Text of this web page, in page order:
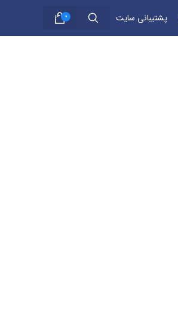
پشتیبانی سایت 0